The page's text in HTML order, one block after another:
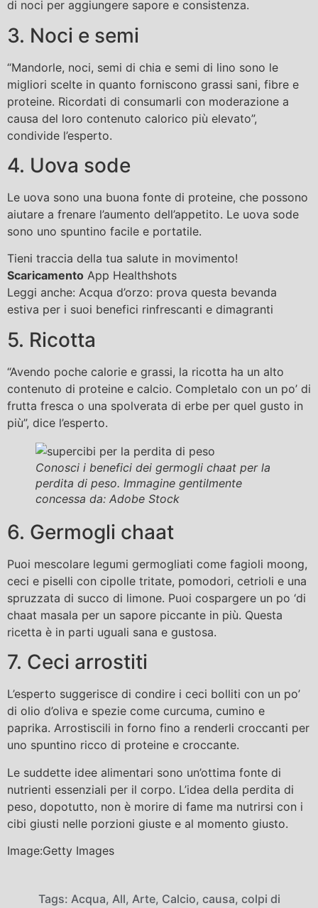
di noci per aggiungere sapore e consistenza.
3. Noci e semi
“Mandorle, noci, semi di chia e semi di lino sono le
migliori scelte in quanto forniscono grassi sani, fibre e
proteine. Ricordati di consumarli con moderazione a
causa del loro contenuto calorico più elevato”,
condivide l’esperto.
4. Uova sode
Le uova sono una buona fonte di proteine, che possono
aiutare a frenare l’aumento dell’appetito. Le uova sode
sono uno spuntino facile e portatile.
Tieni traccia della tua salute in movimento!
Scaricamento App Healthshots
Leggi anche: Acqua d’orzo: prova questa bevanda
estiva per i suoi benefici rinfrescanti e dimagranti
5. Ricotta
“Avendo poche calorie e grassi, la ricotta ha un alto
contenuto di proteine ​​e calcio. Completalo con un po’ di
frutta fresca o una spolverata di erbe per quel gusto in
più”, dice l’esperto.
Conosci i benefici dei germogli chaat per la
perdita di peso. Immagine gentilmente
concessa da: Adobe Stock
6. Germogli chaat
Puoi mescolare legumi germogliati come fagioli moong,
ceci e piselli con cipolle tritate, pomodori, cetrioli e una
spruzzata di succo di limone. Puoi cospargere un po ‘di
chaat masala per un sapore piccante in più. Questa
ricetta è in parti uguali sana e gustosa.
7. Ceci arrostiti
L’esperto suggerisce di condire i ceci bolliti con un po’
di olio d’oliva e spezie come curcuma, cumino e
paprika. Arrostiscili in forno fino a renderli croccanti per
uno spuntino ricco di proteine ​​e croccante.
Le suddette idee alimentari sono un’ottima fonte di
nutrienti essenziali per il corpo. L’idea della perdita di
peso, dopotutto, non è morire di fame ma nutrirsi con i
cibi giusti nelle porzioni giuste e al momento giusto.
Image:Getty Images
Tags: Acqua, All, Arte, Calcio, causa, colpi di